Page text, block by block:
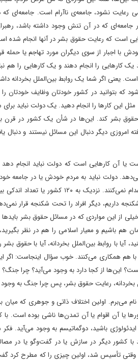
نشود، جامعه‌ی ناآرام است. جامعه‌ای
که در آن تنش وجود داشته باشد،
است که رعایت حقوق بشر در آنها انجام
با اجبار از سوی دیگران مورد تهاجم یا
یک کارهایی را انجام دهند و یک کارهایی را
یعنی اگر شما یک روابط بین‌الملل بخردانه
که بتوانید در کشور خودتان وظایف خودتان را
مثل این کارها را انجام دهید. یک دولت نباید
بشر کند. این‌ها در شأن یک کشور در
دیگر دنبال این مسائل نیستند و دنبال
یا آن کارهایی است که دولت نباید انجام
دولت نباید به مردم خودش یا در جامعه
داریم، دیگر افراد را تحت شکنجه قرار
از این مواردی که در مسائل حقوق بشر بایدها
هم باشیم و معیار اسلامی را هم در نظر
آیا با روابط بین‌الملل بخردانه، آیا با
هم همکاری می‌کنند. خوب سؤال اینجاست:
از کجا دارد به وجود می‌آید؟ چرا جنگ؟ من
بخردانه، رعایت حقوق بشر، پس چرا جنگ به
می‌برم. اولین اختلاف ذاتی و جوهری که میان
یا آن اقوام یا آن تمدن‌ها ناشی بوده است.
باشید، دوگماتیسم به وجود می‌آید.
کشور دیگر در سازش یا در گفت‌وگو یا در
تأسیس شد، اولین چیزی را که مطرح کرد